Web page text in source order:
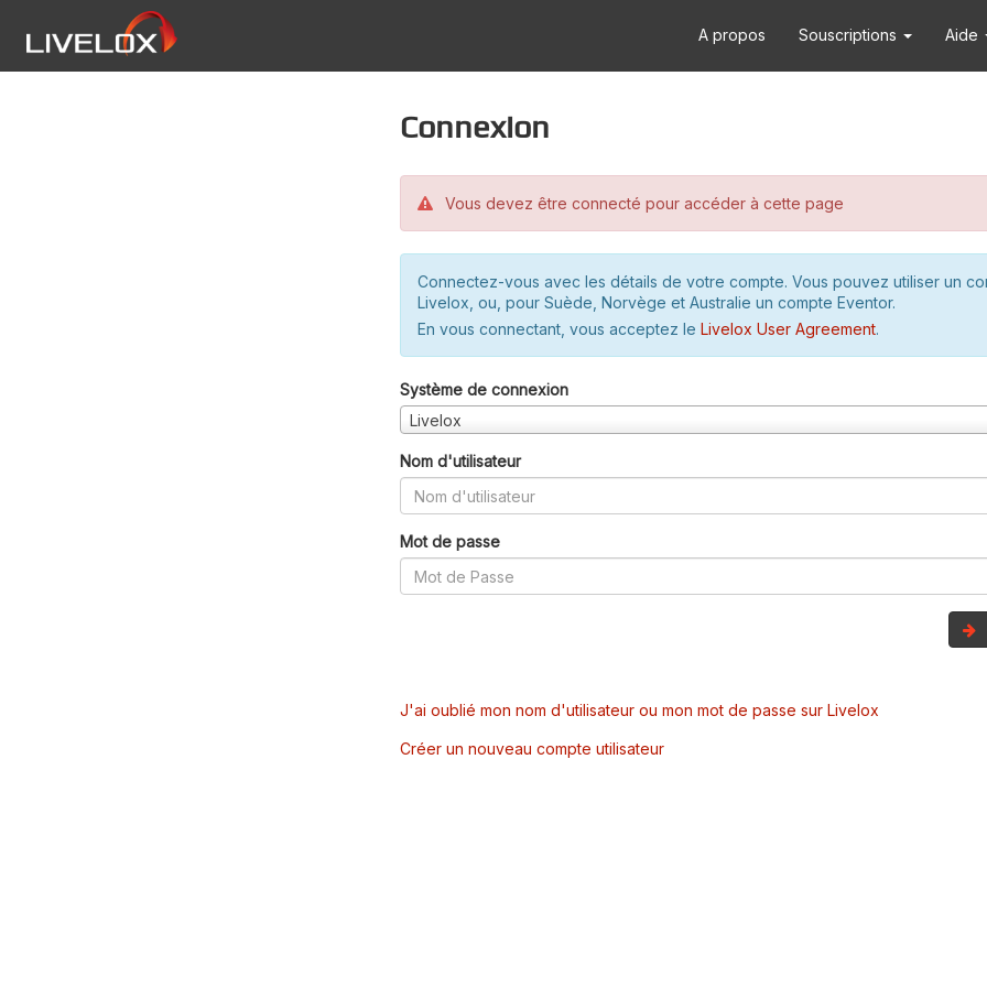
A propos Souscriptions Aide
Connexion
Vous devez être connecté pour accéder à cette page
Connectez-vous avec les détails de votre compte. Vous pouvez utiliser un
Livelox, ou, pour Suède, Norvège et Australie un compte Eventor.
En vous connectant, vous acceptez le Livelox User Agreement.
Système de connexion
Livelox
Nom d'utilisateur
Mot de passe
J'ai oublié mon nom d'utilisateur ou mon mot de passe sur Livelox
Créer un nouveau compte utilisateur